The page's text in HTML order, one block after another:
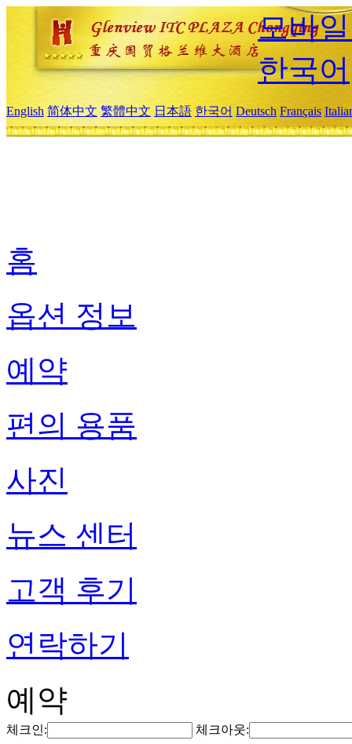
모바
한국어
English 简体中文 繁體中文 日本語 한국어 Deutsch Français
홈
옵션 정보
예약
편의 용품
사진
뉴스 센터
고객 후기
연락하기
예약
체크인: 체크아웃: